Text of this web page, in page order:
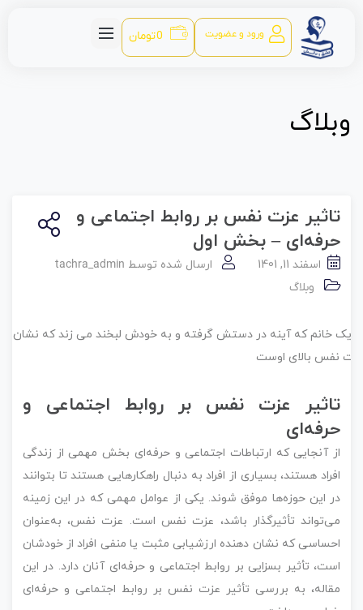
ورود و عضویت 0 تومان
وبلاگ
تاثیر عزت نفس بر روابط اجتماعی و
حرفه‌ای – بخش اول
اسفند 11, 1401 ارسال شده توسطtachra_admin
وبلاگ
تاثیر عزت نفس بر روابط اجتماعی و
حرفه‌ای
از آنجایی که ارتباطات اجتماعی و حرفه‌ای بخش مهمی از زندگی
افراد هستند، بسیاری از افراد به دنبال راهکارهایی هستند تا بتوانند
در این حوزه‌ها موفق شوند. یکی از عوامل مهمی که در این زمینه
می‌تواند تأثیرگذار باشد، عزت نفس است. عزت نفس، به‌عنوان
احساسی که نشان دهنده ارزشیابی مثبت یا منفی افراد از خودشان
است، تأثیر بسزایی بر روابط اجتماعی و حرفه‌ای آنان دارد. در این
مقاله، به بررسی تأثیر عزت نفس بر روابط اجتماعی و حرفه‌ای